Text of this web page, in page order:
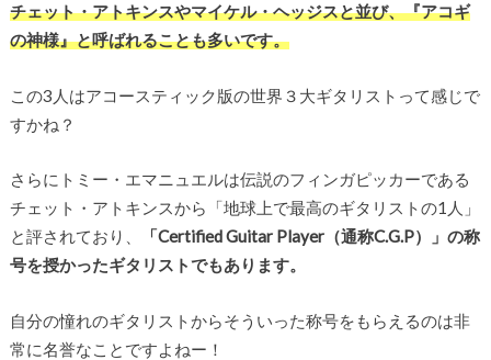
チェット・アトキンスやマイケル・ヘッジスと並び、『アコギ
の神様』と呼ばれることも多いです。
この3人はアコースティック版の世界３大ギタリストって感じで
すかね？
さらにトミー・エマニュエルは伝説のフィンガピッカーである
チェット・アトキンスから「地球上で最高のギタリストの1人」
と評されており、
「Certified Guitar Player（通称C.G.P）」の称
号を授かったギタリストでもあります。
自分の憧れのギタリストからそういった称号をもらえるのは非
常に名誉なことですよねー！